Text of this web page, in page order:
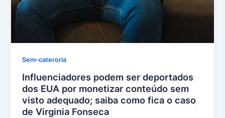
Sem-cateroria
Influenciadores podem ser deportados
dos EUA por monetizar conteúdo sem
visto adequado; saiba como fica o caso
de Virginia Fonseca